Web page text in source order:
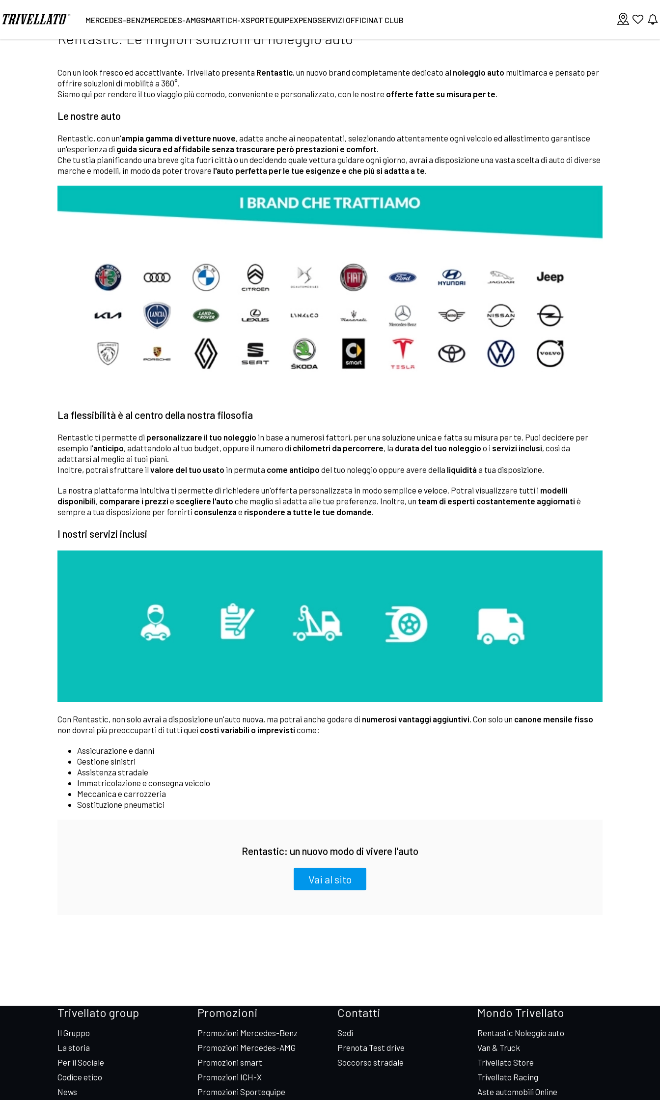
MERCEDES-BENZMERCEDES-AMGSMARTICH-XSPORTEQUIPEXPENGSERVIZI OFFICINAT CLUB
Rentastic: Le migliori soluzioni di noleggio auto
Con un look fresco ed accattivante, Trivellato presenta Rentastic, un nuovo brand completamente dedicato al noleggio auto multimarca e pensato per
offrire soluzioni di mobilità a 360°.
Siamo qui per rendere il tuo viaggio più comodo, conveniente e personalizzato, con le nostre offerte fatte su misura per te.
Le nostre auto
Rentastic, con un'ampia gamma di vetture nuove, adatte anche ai neopatentati, selezionando attentamente ogni veicolo ed allestimento garantisce
un'esperienza di guida sicura ed affidabile senza trascurare però prestazioni e comfort.
Che tu stia pianificando una breve gita fuori città o un decidendo quale vettura guidare ogni giorno, avrai a disposizione una vasta scelta di auto di diverse
marche e modelli, in modo da poter trovare l'auto perfetta per le tue esigenze e che più si adatta a te.
La flessibilità è al centro della nostra filosofia
Rentastic ti permette di personalizzare il tuo noleggio in base a numerosi fattori, per una soluzione unica e fatta su misura per te. Puoi decidere per
esempio l'anticipo, adattandolo al tuo budget, oppure il numero di chilometri da percorrere, la durata del tuo noleggio o i servizi inclusi, così da
adattarsi al meglio ai tuoi piani.
Inoltre, potrai sfruttare il valore del tuo usato in permuta come anticipo del tuo noleggio oppure avere della liquidità a tua disposizione.
La nostra piattaforma intuitiva ti permette di richiedere un'offerta personalizzata in modo semplice e veloce. Potrai visualizzare tutti i modelli
disponibili, comparare i prezzi e scegliere l'auto che meglio si adatta alle tue preferenze. Inoltre, un team di esperti costantemente aggiornati è
sempre a tua disposizione per fornirti consulenza e rispondere a tutte le tue domande.
I nostri servizi inclusi
Con Rentastic, non solo avrai a disposizione un'auto nuova, ma potrai anche godere di numerosi vantaggi aggiuntivi . Con solo un canone mensile fisso
non dovrai più preoccuparti di tutti quei costi variabili o imprevisti come:
Assicurazione e danni
Gestione sinistri
Assistenza stradale
Immatricolazione e consegna veicolo
Meccanica e carrozzeria
Sostituzione pneumatici
Rentastic: un nuovo modo di vivere l'auto
Vai al sito
Trivellato group
Il Gruppo
La storia
Per il Sociale
Codice etico
News
Promozioni
Promozioni Mercedes-Benz
Promozioni Mercedes-AMG
Promozioni smart
Promozioni ICH-X
Promozioni Sportequipe
Contatti
Sedi
Prenota Test drive
Soccorso stradale
Mondo Trivellato
Rentastic Noleggio auto
Van & Truck
Trivellato Store
Trivellato Racing
Aste automobili Online